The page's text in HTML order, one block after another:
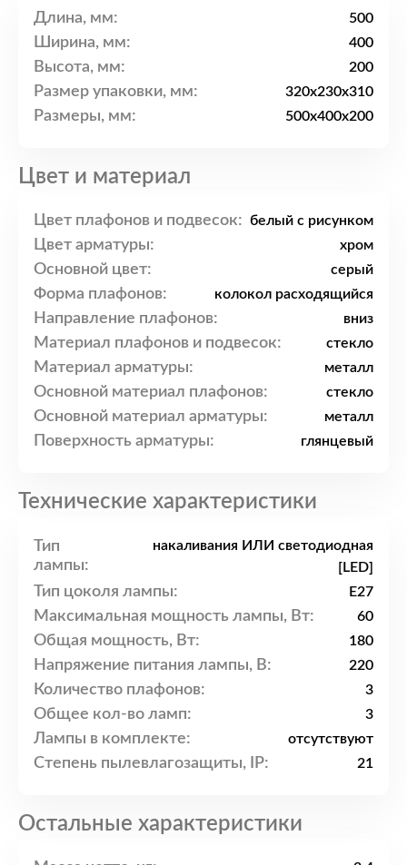
Длина, мм: 500
Ширина, мм: 400
Высота, мм: 200
Размер упаковки, мм: 320x230x310
Размеры, мм: 500x400x200
Цвет и материал
Цвет плафонов и подвесок: белый с рисунком
Цвет арматуры: хром
Основной цвет: серый
Форма плафонов: колокол расходящийся
Направление плафонов: вниз
Материал плафонов и подвесок: стекло
Материал арматуры: металл
Основной материал плафонов: стекло
Основной материал арматуры: металл
Поверхность арматуры: глянцевый
Технические характеристики
Тип
лампы:
накаливания ИЛИ светодиодная
[LED]
Тип цоколя лампы: E27
Максимальная мощность лампы, Вт: 60
Общая мощность, Вт: 180
Напряжение питания лампы, В: 220
Количество плафонов: 3
Общее кол-во ламп: 3
Лампы в комплекте: отсутствуют
Степень пылевлагозащиты, IP: 21
Остальные характеристики